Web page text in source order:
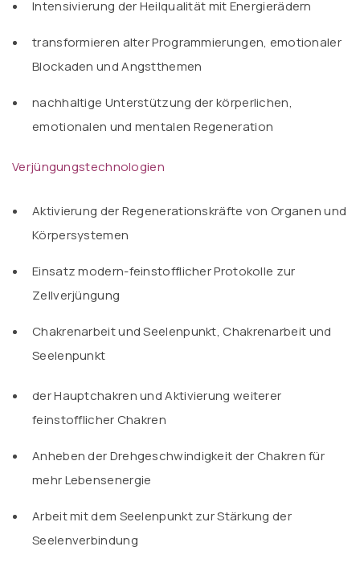
Intensivierung der Heilqualität mit Energierädern
transformieren alter Programmierungen, emotionaler
Blockaden und Angstthemen
nachhaltige Unterstützung der körperlichen,
emotionalen und mentalen Regeneration
Verjüngungstechnologien
Aktivierung der Regenerationskräfte von Organen und
Körpersystemen
Einsatz modern-feinstofflicher Protokolle zur
Zellverjüngung
Chakrenarbeit und Seelenpunkt, Chakrenarbeit und
Seelenpunkt
der Hauptchakren und Aktivierung weiterer
feinstofflicher Chakren
Anheben der Drehgeschwindigkeit der Chakren für
mehr Lebensenergie
Arbeit mit dem Seelenpunkt zur Stärkung der
Seelenverbindung